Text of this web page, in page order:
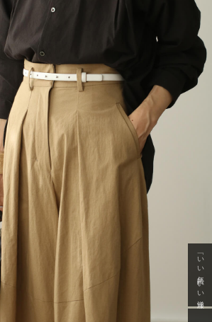
「いい年齢 いい洋服」